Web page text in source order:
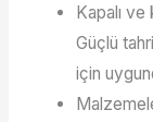
Kapalı ve
Güçlü
için